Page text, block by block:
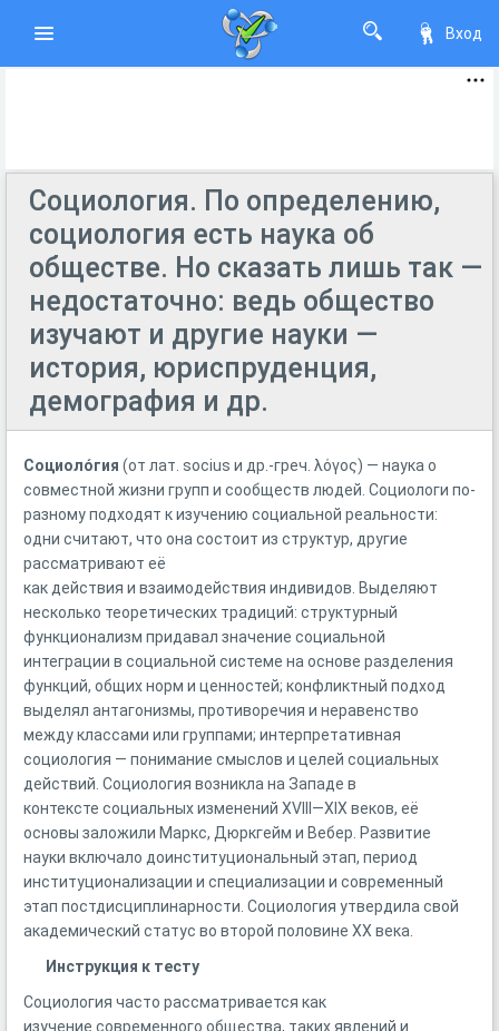
Вход
Социология. По определению,
социология есть наука об
обществе. Но сказать лишь так —
недостаточно: ведь общество
изучают и другие науки —
история, юриспруденция,
демография и др.
Социоло́гия (от лат. socius и др.-греч. λόγος) ― наука о
совместной жизни групп и сообществ людей. Социологи по-
разному подходят к изучению социальной реальности:
одни считают, что она состоит из структур, другие
рассматривают её
как действия и взаимодействия индивидов. Выделяют
несколько теоретических традиций: структурный
функционализм придавал значение социальной
интеграции в социальной системе на основе разделения
функций, общих норм и ценностей; конфликтный подход
выделял антагонизмы, противоречия и неравенство
между классами или группами; интерпретативная
социология — понимание смыслов и целей социальных
действий. Социология возникла на Западе в
контексте социальных изменений XVIII—XIX веков, её
основы заложили Маркс, Дюркгейм и Вебер. Развитие
науки включало доинституциональный этап, период
институционализации и специализации и современный
этап постдисциплинарности. Социология утвердила свой
академический статус во второй половине XX века.
Инструкция к тесту
Социология часто рассматривается как
изучение современного общества, таких явлений и